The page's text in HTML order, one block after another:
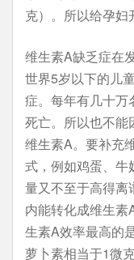
克）。所以给孕妇
维生素A缺乏症在
世界5岁以下的儿
症。每年有几十万
死亡。所以也不能
维生素A。要补充
式，例如鸡蛋、牛
量又不至于高得离
内能转化成维生
生素A效率最高的
萝卜素相当于1微